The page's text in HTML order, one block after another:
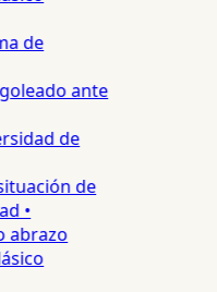
de
ante
de
de
•
abrazo